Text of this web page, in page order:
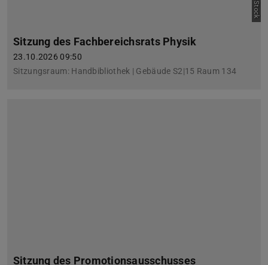
Sitzung des Fachbereichsrats Physik
23.10.2026 09:50
Sitzungsraum: Handbibliothek | Gebäude S2|15 Raum 134
Sitzung des Promotionsausschusses